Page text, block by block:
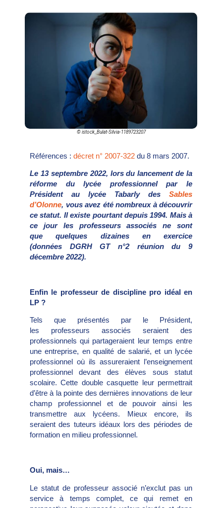
© istock_Bulat-Silvia-1189723207
Références : décret n° 2007-322 du 8 mars 2007.
Le 13 septembre 2022, lors du lancement de la
réforme du lycée professionnel par le
Président au lycée Tabarly des Sables
d’Olonne, vous avez été nombreux à découvrir
ce statut. Il existe pourtant depuis 1994. Mais à
ce jour les professeurs associés ne sont
que quelques dizaines en exercice
(données DGRH GT n°2 réunion du 9
décembre 2022).
Enfin le professeur de discipline pro idéal en
LP ?
Tels que présentés par le Président,
les professeurs associés seraient des
professionnels qui partageraient leur temps entre
une entreprise, en qualité de salarié, et un lycée
professionnel où ils assureraient l’enseignement
professionnel devant des élèves sous statut
scolaire. Cette double casquette leur permettrait
d’être à la pointe des dernières innovations de leur
champ professionnel et de pouvoir ainsi les
transmettre aux lycéens. Mieux encore, ils
seraient des tuteurs idéaux lors des périodes de
formation en milieu professionnel.
Oui, mais…
Le statut de professeur associé n’exclut pas un
service à temps complet, ce qui remet en